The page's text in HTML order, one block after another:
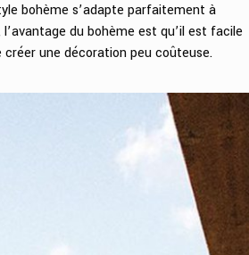
bohème s’adapte parfaitement à
du bohème est qu’il est facile
une décoration peu coûteuse.